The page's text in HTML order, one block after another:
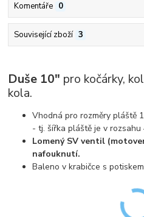
Komentáře 0
Související zboží 3
Duše 10" pro kočárky,
kola.
Vhodná pro rozměry pláště
- tj. šířka pláště je v rozsahu
Lomený SV ventil
nafouknutí.
Baleno v krabičce s